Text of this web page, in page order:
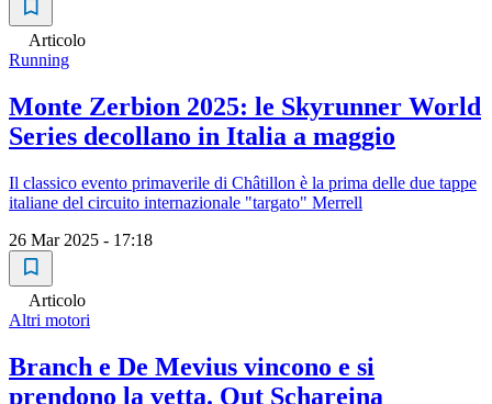
Articolo
Running
Monte Zerbion 2025: le Skyrunner World
Series decollano in Italia a maggio
Il classico evento primaverile di Châtillon è la prima delle due tappe
italiane del circuito internazionale "targato" Merrell
26 Mar 2025 - 17:18
Articolo
Altri motori
Branch e De Mevius vincono e si
prendono la vetta. Out Schareina